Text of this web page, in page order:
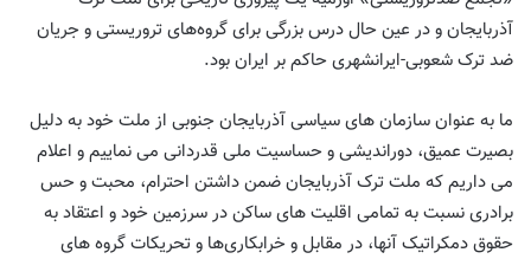
آذربایجان و در عین حال درس بزرگی برای گروه‌های تروریستی و جریان
ضد ترک شعوبی-ایرانشهری حاکم بر ایران بود.
ما به عنوان سازمان های سیاسی آذربایجان جنوبی از ملت خود به دلیل
بصیرت عمیق، دوراندیشی و حساسیت ملی قدردانی می نماییم و اعلام
می داریم که ملت ترک آذربایجان ضمن داشتن احترام، محبت و حس
برادری نسبت به تمامی اقلیت های ساکن در سرزمین خود و اعتقاد به
حقوق دمکراتیک آنها، در مقابل و خرابکاری‌ها و تحریکات گروه های